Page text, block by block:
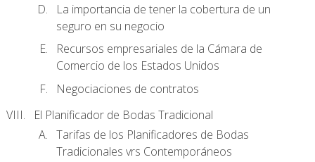
La importancia de tener la cobertura de un
seguro en su negocio
Recursos empresariales de la Cámara de
Comercio de los Estados Unidos
Negociaciones de contratos
El Planificador de Bodas Tradicional
Tarifas de los Planificadores de Bodas
Tradicionales vrs Contemporáneos